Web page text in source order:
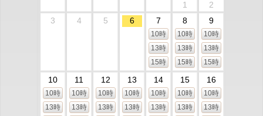
1
2
3
4 5 6 7
10時
13時
15時
8
10時
13時
15時
9
10時
13時
15時
10
10時
13時
11
10時
13時
12
10時
13時
13
10時
13時
14
10時
13時
15
10時
13時
16
10時
13時